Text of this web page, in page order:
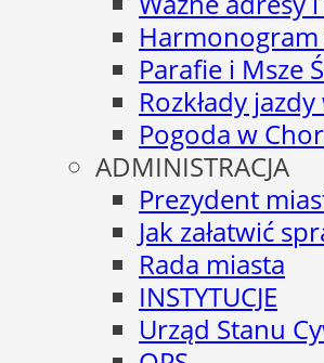
Parafie i Msze
Rozkłady
Pogoda w
ADMINISTRACJA
Prezydent
Jak załatwić
Rada miasta
INSTYTUCJE
Urząd Stanu